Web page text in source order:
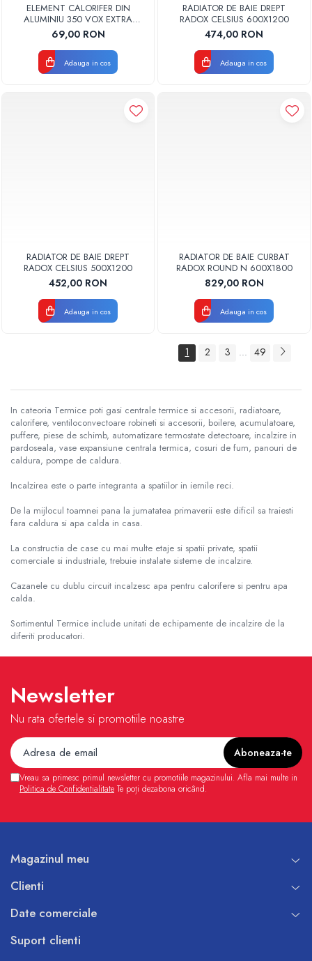
ELEMENT CALORIFER DIN
ALUMINIU 350 VOX EXTRA
GLOBAL
69,00 RON
Adauga in cos
RADIATOR DE BAIE DREPT
RADOX CELSIUS 600X1200
474,00 RON
Adauga in cos
RADIATOR DE BAIE DREPT
RADOX CELSIUS 500X1200
452,00 RON
Adauga in cos
RADIATOR DE BAIE CURBAT
RADOX ROUND N 600X1800
829,00 RON
Adauga in cos
1 2 3 ... 49
In cateoria Termice poti gasi centrale termice si accesorii, radiatoare,
calorifere, ventiloconvectoare robineti si accesorii, boilere, acumulatoare,
puffere, piese de schimb, automatizare termostate detectoare, incalzire in
pardoseala, vase expansiune centrala termica, cosuri de fum, panouri de
caldura, pompe de caldura.
Incalzirea este o parte integranta a spatiilor in iernile reci.
De la mijlocul toamnei pana la jumatatea primaverii este dificil sa traiesti
fara caldura si apa calda in casa.
La constructia de case cu mai multe etaje si spatii private, spatii
comerciale si industriale, trebuie instalate sisteme de incalzire.
Cazanele cu dublu circuit incalzesc apa pentru calorifere si pentru apa
calda.
Sortimentul Termice include unitati de echipamente de incalzire de la
diferiti producatori.
Newsletter
Nu rata ofertele si promotiile noastre
Vreau sa primesc primul newsletter cu promotiile magazinului. Afla mai multe in
Politica de Confidentialitate Te poți dezabona oricând.
Magazinul meu
Clienti
Date comerciale
Suport clienti